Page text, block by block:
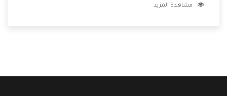
الشركة بها والتى تكون منها خدمة الصيانة التى تكون من أهم
مشاهدة المزيد